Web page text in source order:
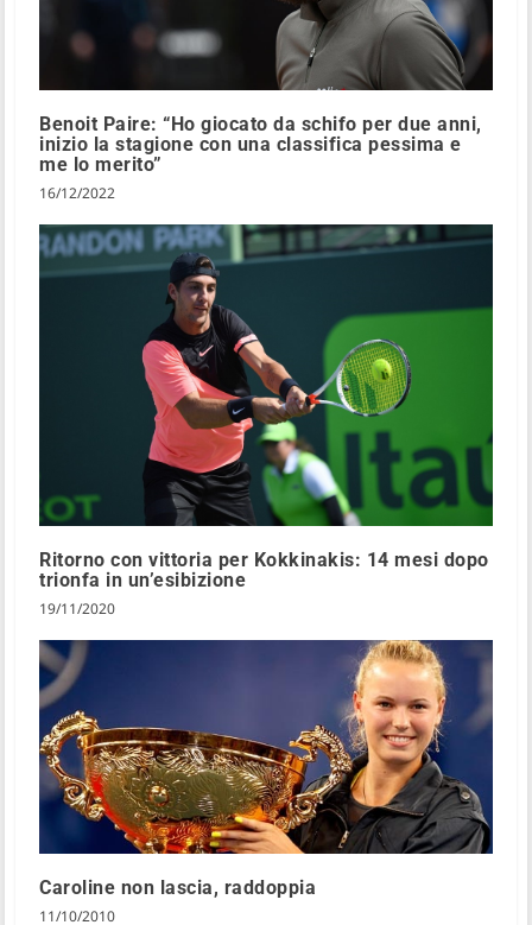
Benoit Paire: “Ho giocato da schifo per due anni,
inizio la stagione con una classifica pessima e
me lo merito”
16/12/2022
Ritorno con vittoria per Kokkinakis: 14 mesi dopo
trionfa in un’esibizione
19/11/2020
Caroline non lascia, raddoppia
11/10/2010